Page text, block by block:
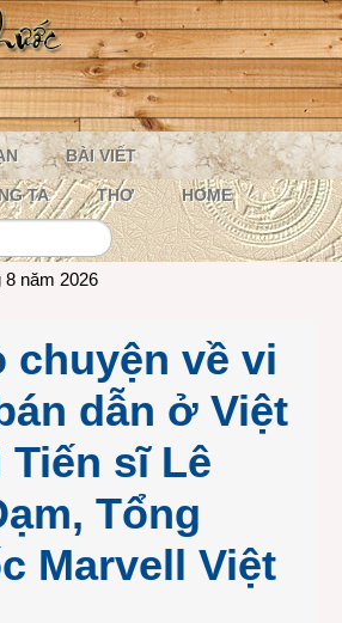
BÀI VIẾT
TA THƠ HOME
8 năm 2026
chuyện về vi
dẫn ở Việt
sĩ Lê
Tổng
Marvell Việt